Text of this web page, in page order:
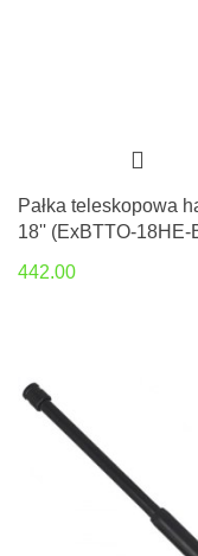
Pałka teleskopowa
18'' (ExBTTO-18HE-
442.00